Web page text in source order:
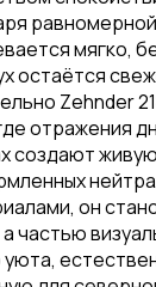
мягко,
остаётся
Zehnder
отражения
создают
он
частью